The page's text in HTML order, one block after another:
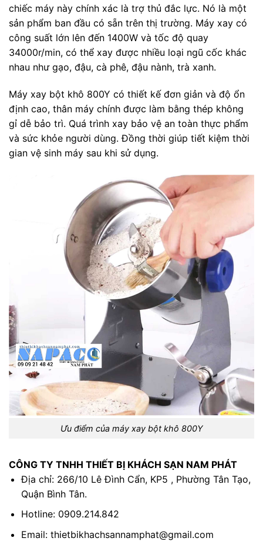
chiếc máy này chính xác là trợ thủ đắc lực. Nó là một
sản phẩm ban đầu có sẵn trên thị trường. Máy xay có
công suất lớn lên đến 1400W và tốc độ quay
34000r/min, có thể xay được nhiều loại ngũ cốc khác
nhau như gạo, đậu, cà phê, đậu nành, trà xanh.
Máy xay bột khô 800Y có thiết kế đơn giản và độ ổn
định cao, thân máy chính được làm bằng thép không
gỉ dễ bảo trì. Quá trình xay bảo vệ an toàn thực phẩm
và sức khỏe người dùng. Đồng thời giúp tiết kiệm thời
gian vệ sinh máy sau khi sử dụng.
Ưu điểm của máy xay bột khô 800Y
CÔNG TY TNHH THIẾT BỊ KHÁCH SẠN NAM PHÁT
Địa chỉ: 266/10 Lê Đình Cẩn, KP5 , Phường Tân Tạo,
Quận Bình Tân.
Hotline: 0909.214.842
Email: thietbikhachsannamphat@gmail.com